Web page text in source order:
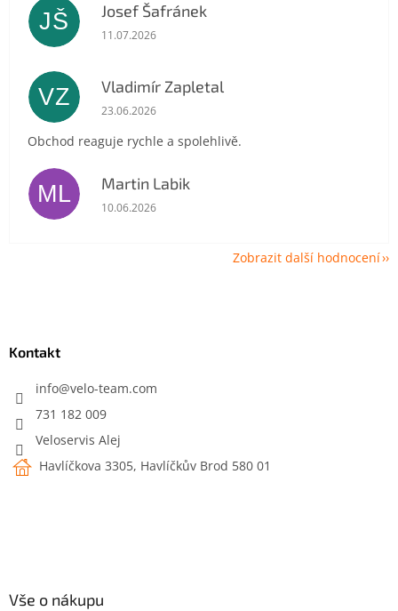
JŠ Josef Šafránek
Hodnocení obchodu je 5 z 5 hvězdiček.
11.07.2026
VZ Vladimír Zapletal
Hodnocení obchodu je 5 z 5 hvězdiček.
23.06.2026
Obchod reaguje rychle a spolehlivě.
ML Martin Labik
Hodnocení obchodu je 5 z 5 hvězdiček.
10.06.2026
Zobrazit další hodnocení
Kontakt
info@velo-team.com
731 182 009
Veloservis Alej
Havlíčkova 3305, Havlíčkův Brod 580 01
Vše o nákupu